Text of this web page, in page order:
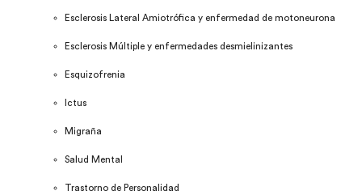
Esclerosis Lateral Amiotrófica y enfermedad de motoneurona
Esclerosis Múltiple y enfermedades desmielinizantes
Esquizofrenia
Ictus
Migraña
Salud Mental
Trastorno de Personalidad